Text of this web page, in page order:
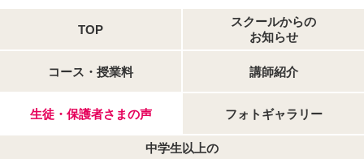
TOP
スクールからの
お知らせ
コース・授業料 講師紹介
生徒・保護者さまの声 フォトギャラリー
中学生以上の